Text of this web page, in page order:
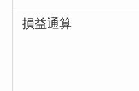
損益通算